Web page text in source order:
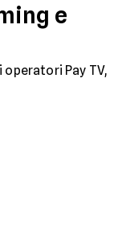
e
Pay TV,